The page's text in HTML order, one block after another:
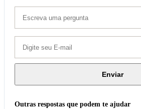
Enviar
Outras respostas que podem te ajudar